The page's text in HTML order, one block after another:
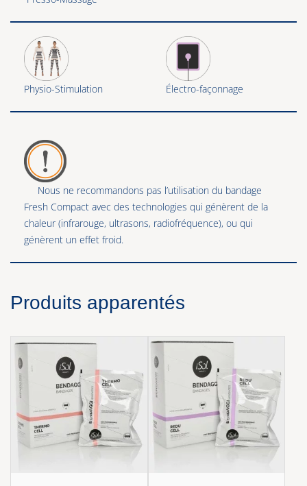
Physio-Stimulation Électro-façonnage
Nous ne recommandons pas l’utilisation du bandage
Fresh Compact avec des technologies qui génèrent de la
chaleur (infrarouge, ultrasons, radiofréquence), ou qui
génèrent un effet froid.
Produits apparentés